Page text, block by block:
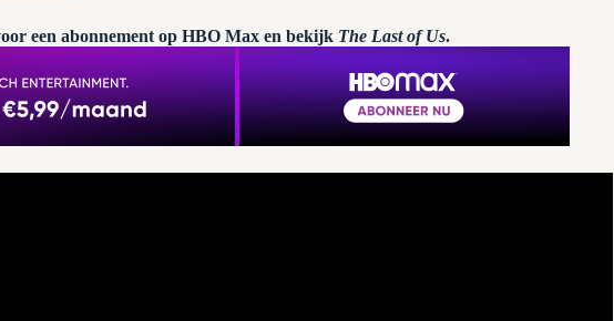
een abonnement op HBO Max en bekijk The Last of Us.